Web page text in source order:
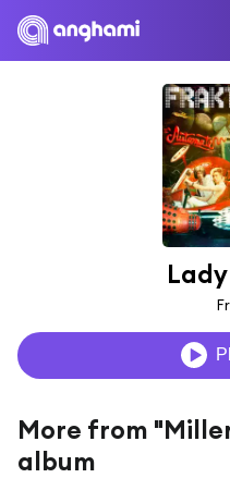
More from
album